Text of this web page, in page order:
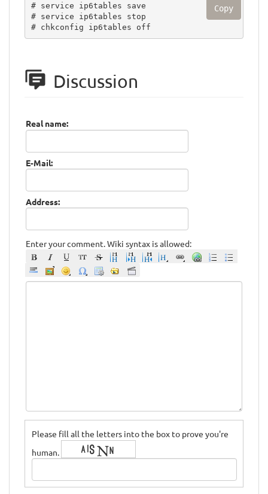
# service ip6tables save
# service ip6tables stop
# chkconfig ip6tables off
Copy
Discussion
Real name:
E-Mail:
Address:
Enter your comment. Wiki syntax is allowed:
Please fill all the letters into the box to prove you're
human.